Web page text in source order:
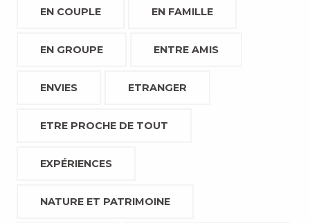
EN COUPLE EN FAMILLE
EN GROUPE ENTRE AMIS
ENVIES ETRANGER
ETRE PROCHE DE TOUT
EXPÉRIENCES
NATURE ET PATRIMOINE